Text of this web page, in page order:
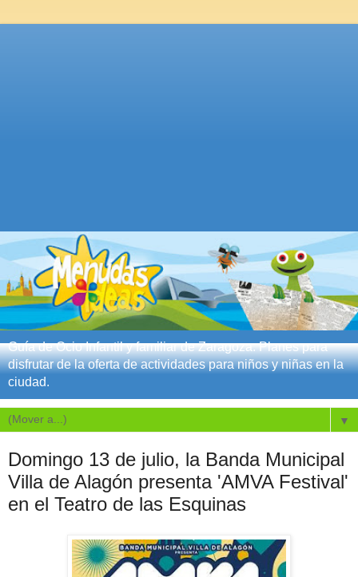
Guía de Ocio Infantil y familiar de Zaragoza. Planes para
disfrutar de la oferta de actividades para niños y niñas en la
ciudad.
▼
Domingo 13 de julio, la Banda Municipal
Villa de Alagón presenta 'AMVA Festival'
en el Teatro de las Esquinas